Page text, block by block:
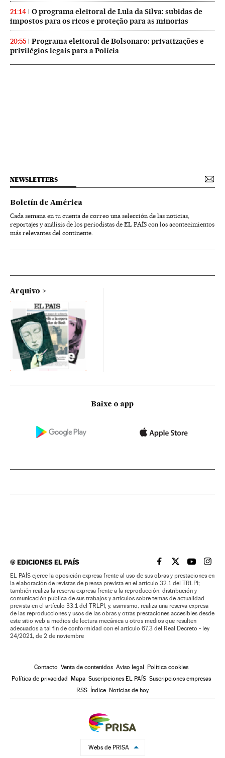
21:14
O programa eleitoral de Lula da Silva: subidas de
impostos para os ricos e proteção para as minorias
20:55
Programa eleitoral de Bolsonaro: privatizações e
privilégios legais para a Polícia
NEWSLETTERS
Boletín de América
Cada semana en tu cuenta de correo una selección de las noticias,
reportajes y análisis de los periodistas de EL PAÍS con los acontecimientos
más relevantes del continente.
Arquivo
Baixe o app
©EDICIONES EL PAÍS EL PAÍS BRASIL EN
EL PAÍSEL PAÍS
EL
EL PAÍS ejerce la oposición expresa frente al uso de sus obras y prestaciones en
la elaboración de revistas de prensa prevista en el artículo 32.1 del TRLPI;
también realiza la reserva expresa frente a la reproducción, distribución y
comunicación pública de sus trabajos y artículos sobre temas de actualidad
prevista en el artículo 33.1 del TRLPI; y, asimismo, realiza una reserva expresa
de las reproducciones y usos de las obras y otras prestaciones accesibles desde
este sitio web a medios de lectura mecánica u otros medios que resulten
adecuados a tal fin de conformidad con el artículo 67.3 del Real Decreto - ley
24/2021, de 2 de noviembre
Contacto Venta de contenidos Aviso legal Política cookies
Política de privacidad Mapa Suscripciones EL PAÍS Suscripciones empresas
RSS Índice Noticias de hoy
Webs de PRISA